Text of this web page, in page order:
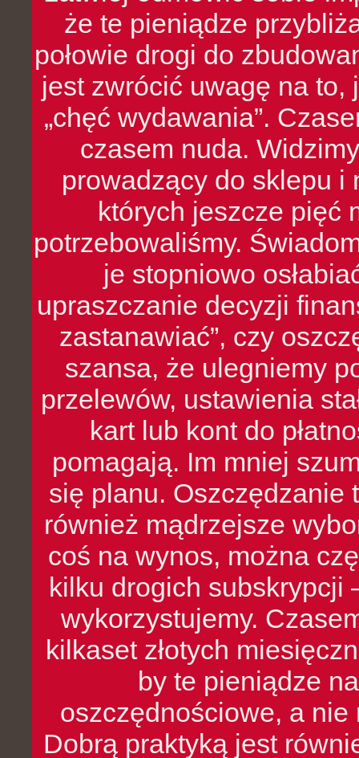
że te pieniądze
połowie drogi do
jest zwrócić uwagę na to,
„chęć wydawania”.
czasem nuda.
prowadzący do sklepu i
których jeszcze pięć
potrzebowaliśmy.
je stopniowo
upraszczanie decyzji
zastanawiać”, czy
szansa, że ulegniemy
przelewów, ustawienia
kart lub kont do
pomagają. Im mniej
się planu. Oszczędzanie
również mądrzejsze
coś na wynos, można
kilku drogich subskrypcji
wykorzystujemy.
kilkaset złotych
by te pieniądze
oszczędnościowe, a nie
Dobrą praktyką jest